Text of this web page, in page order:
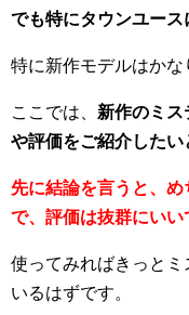
でも特にタウンユース
特に新作モデルはかな
ここでは、 新作のミ
や評価をご紹介したい
先に結論を言うと、
で、評価は抜群にいい
使ってみればきっと
いるはずです。